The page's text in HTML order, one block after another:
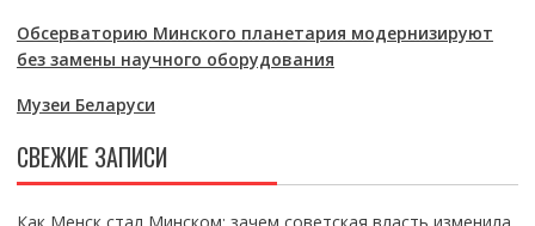
Обсерваторию Минского планетария модернизируют
без замены научного оборудования
Музеи Беларуси
СВЕЖИЕ ЗАПИСИ
Как Менск стал Минском: зачем советская власть изменила